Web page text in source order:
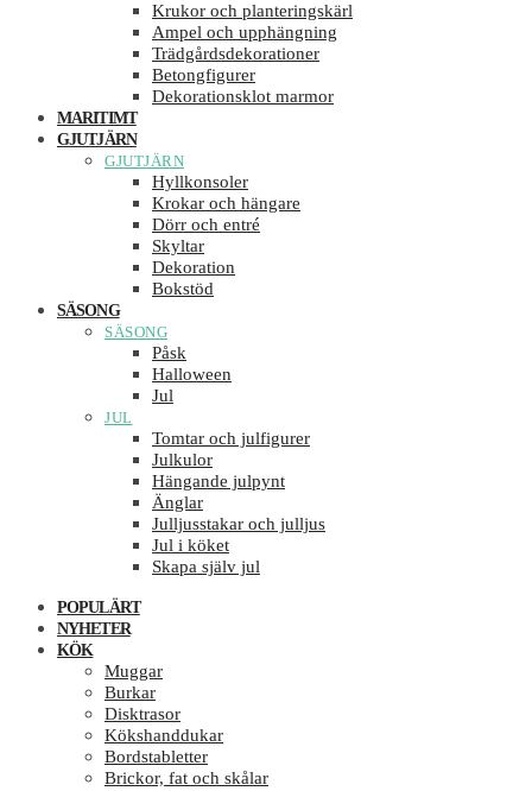
Krukor och planteringskärl
Ampel och upphängning
Trädgårdsdekorationer
Betongfigurer
Dekorationsklot marmor
MARITIMT
GJUTJÄRN
GJUTJÄRN
Hyllkonsoler
Krokar och hängare
Dörr och entré
Skyltar
Dekoration
Bokstöd
SÄSONG
SÄSONG
Påsk
Halloween
Jul
JUL
Tomtar och julfigurer
Julkulor
Hängande julpynt
Änglar
Julljusstakar och julljus
Jul i köket
Skapa själv jul
POPULÄRT
NYHETER
KÖK
Muggar
Burkar
Disktrasor
Kökshanddukar
Bordstabletter
Brickor, fat och skålar